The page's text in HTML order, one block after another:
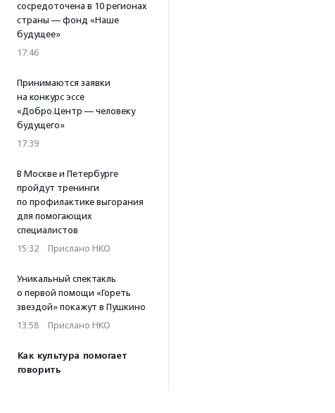
сосредоточена в 10 регионах
страны — фонд «Наше
будущее»
17:46
Принимаются заявки
на конкурс эссе
«Добро.Центр — человеку
будущего»
17:39
В Москве и Петербурге
пройдут тренинги
по профилактике выгорания
для помогающих
специалистов
15:32 · Прислано НКО
Уникальный спектакль
о первой помощи «Гореть
звездой» покажут в Пушкино
13:58 · Прислано НКО
Как культура помогает
говорить